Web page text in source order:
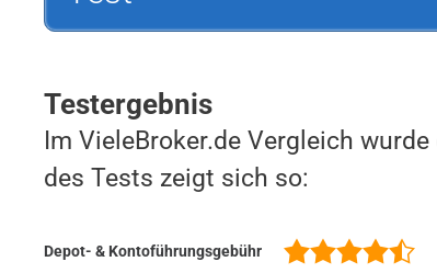
Testergebnis
Im VieleBroker.de Vergleich
des Tests zeigt sich so:
Depot- & Kontoführungsgebühr